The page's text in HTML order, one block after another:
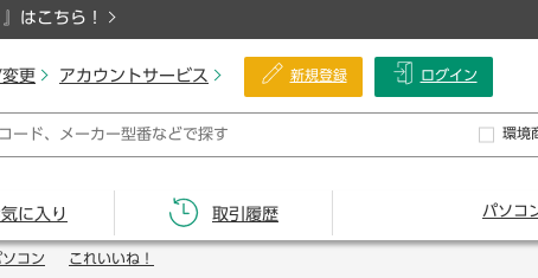
はこちら！
更 アカウントサービス 新規登録 ログイン
環境
に入り 取引履歴 パソコ
コン これいいね！